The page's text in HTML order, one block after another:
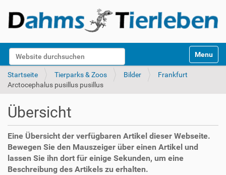
Website durchsuchen
k
Toggle
Startseite Tierparks & Zoos Bilder
Frankfurt
Arctocephalus pusillus pusillus
Übersicht
Eine Übersicht der verfügbaren Artikel dieser Webseite.
Bewegen Sie den Mauszeiger über einen Artikel und
lassen Sie ihn dort für einige Sekunden, um eine
Beschreibung des Artikels zu erhalten.